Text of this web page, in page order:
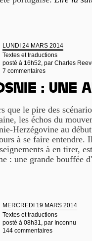
LUNDI 24 MARS 2014
Textes et traductions
posté à 16h52, par Charles
7 commentaires
: une
que le pire des
les échos du
Herzégovine au
à se faire entendre.
à en tirer,
: une grande bouffée
MERCREDI 19 MARS 2014
Textes et traductions
posté à 08h31, par Inconnu
144 commentaires